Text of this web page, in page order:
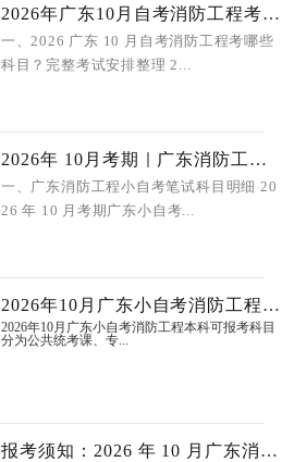
2026年广东10月自考消防工程考哪些科
一、2026 广东 10 月自考消防工程考哪些
科目？完整考试安排整理 2...
2026年 10月考期｜广东消防工程小自考
一、广东消防工程小自考笔试科目明细 20
26 年 10 月考期广东小自考...
2026年10月广东小自考消防工程考什么
2026年10月广东小自考消防工程本科可报考科目
分为公共统考课、专...
报考须知：2026 年 10 月广东消防工程